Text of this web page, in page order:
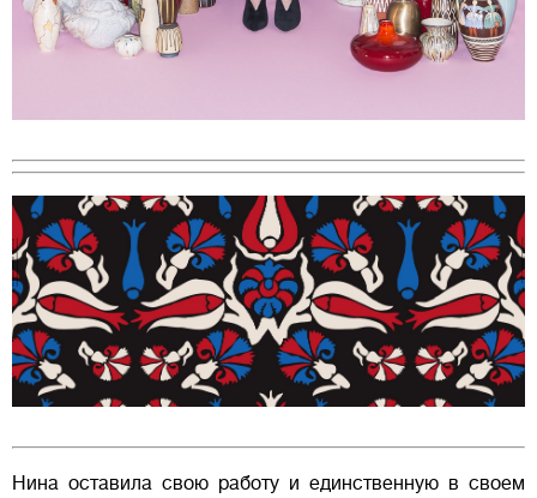
Нина оставила свою работу и единственную в своем